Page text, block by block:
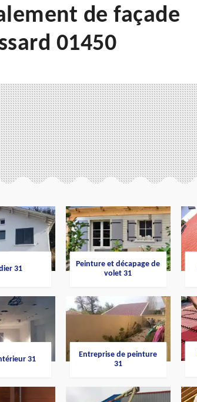
de façade
01450
31
Peinture et décapage de
volet 31
31
Entreprise de peinture
31